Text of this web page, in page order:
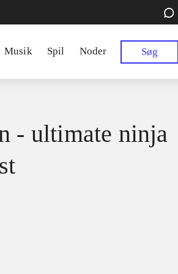
Musik Spil Noder Søg
- ultimate ninja